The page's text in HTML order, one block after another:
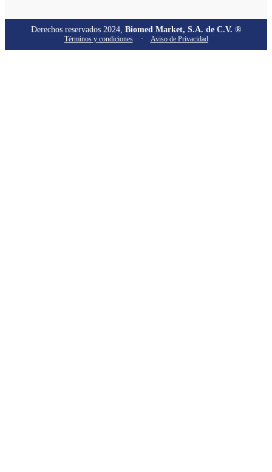
Derechos reservados 2024, Biomed Market, S.A. de C.V. ®
Términos y condiciones · Aviso de Privacidad